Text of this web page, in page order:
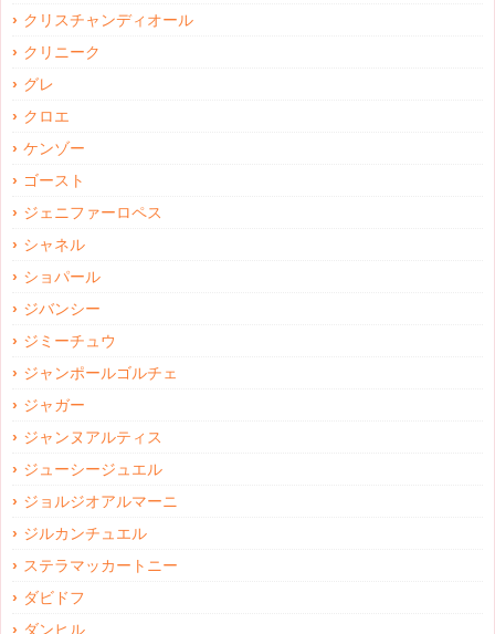
クリスチャンディオール
クリニーク
グレ
クロエ
ケンゾー
ゴースト
ジェニファーロペス
シャネル
ショパール
ジバンシー
ジミーチュウ
ジャンポールゴルチェ
ジャガー
ジャンヌアルティス
ジューシージュエル
ジョルジオアルマーニ
ジルカンチュエル
ステラマッカートニー
ダビドフ
ダンヒル